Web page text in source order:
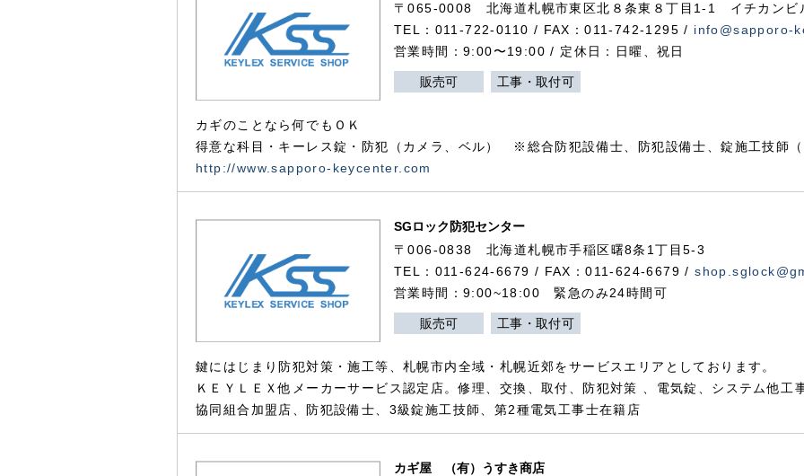
〒065-0008 北海道札幌市東区北８条東８丁目1-1 イチカンビ
TEL：011-722-0110 / FAX：011-742-1295 / info@sapporo-
営業時間：9:00〜19:00 / 定休日：日曜、祝日
販売可 工事・取付可
カギのことなら何でもＯＫ
得意な科目・キーレス錠・防犯（カメラ、ベル） ※総合防犯設備士、防犯設備士、錠施工技師
http://www.sapporo-keycenter.com
SGロック防犯センター
〒006-0838 北海道札幌市手稲区曙8条1丁目5-3
TEL：011-624-6679 / FAX：011-624-6679 /
営業時間：9:00~18:00 緊急のみ24時間可
販売可 工事・取付可
鍵にはじまり防犯対策・施工等、札幌市内全域・札幌近郊をサービスエリアとしております。
ＫＥＹＬＥＸ他メーカーサービス認定店。修理、交換、取付、防犯対策 、電気錠、システム他工
協同組合加盟店、防犯設備士、3級錠施工技師、第2種電気工事士在籍店
カギ屋 （有）うすき商店